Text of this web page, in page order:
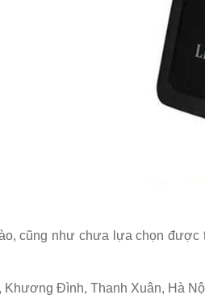
cũng như chưa lựa chọn
Khương Đình, Thanh Xuân, Hà